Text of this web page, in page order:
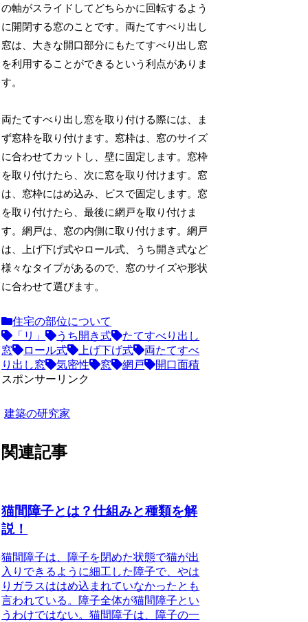
の軸がスライドしてどちらかに回転するよう
に開閉する窓のことです。両たてすべり出し
窓は、大きな開口部分にもたてすべり出し窓
を利用することができるという利点がありま
す。
両たてすべり出し窓を取り付ける際には、ま
ず窓枠を取り付けます。窓枠は、窓のサイズ
に合わせてカットし、壁に固定します。窓枠
を取り付けたら、次に窓を取り付けます。窓
は、窓枠にはめ込み、ビスで固定します。窓
を取り付けたら、最後に網戸を取り付けま
す。網戸は、窓の内側に取り付けます。網戸
は、上げ下げ式やロール式、うち開き式など
様々なタイプがあるので、窓のサイズや形状
に合わせて選びます。
住宅の部位について
「リ」
うち開き式
たてすべり出し
窓
ロール式 上げ下げ式
両たてすべ
り出し窓
気密性 窓 網戸
開口面積
スポンサーリンク
建築の研究家
関連記事
猫間障子とは？仕組みと種類を解
説！
猫間障子は、障子を閉めた状態で猫が出
入りできるように細工した障子で、やは
りガラスははめ込まれていなかったとも
言われている 。障子全体が猫間障子とい
うわけではない。猫間障子は、障子の一